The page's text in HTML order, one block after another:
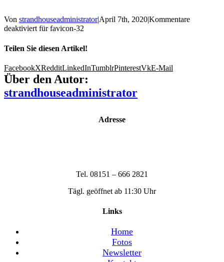
Von strandhouseadministrator|April 7th, 2020|Kommentare
deaktiviertfür favicon-32
Teilen Sie diesen Artikel!
FacebookXRedditLinkedInTumblrPinterestVkE-Mail
Über den Autor:
strandhouseadministrator
Adresse
Tel. 08151 – 666 2821
Tägl. geöffnet ab 11:30 Uhr
Links
Home
Fotos
Newsletter